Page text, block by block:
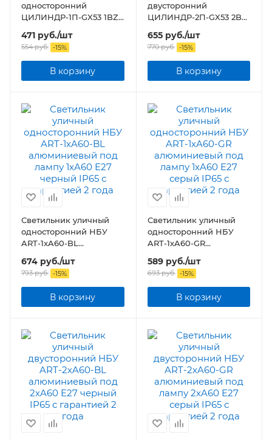
односторонний
ЦИЛИНДР-1П-GX53 1BZ
пластик под лампу GX53
230B бронза IP65
471 руб./шт
554руб. -15%
В корзину
двусторонний
ЦИЛИНДР-2П-GX53 2BZ
пластик под лампу
2хGX53 230B бронза IP65
655руб./шт
770руб. -15%
В корзину
Светильник уличный
односторонний НБУ
ART-1хA60-BL
алюминиевый под
лампу 1хA60 E27 черный
IP65
674 руб./шт
793руб. -15%
В корзину
Светильник уличный
односторонний НБУ
ART-1хA60-GR
алюминиевый под
лампу 1хA60 E27 серый
IP65
589руб./шт
693руб. -15%
В корзину